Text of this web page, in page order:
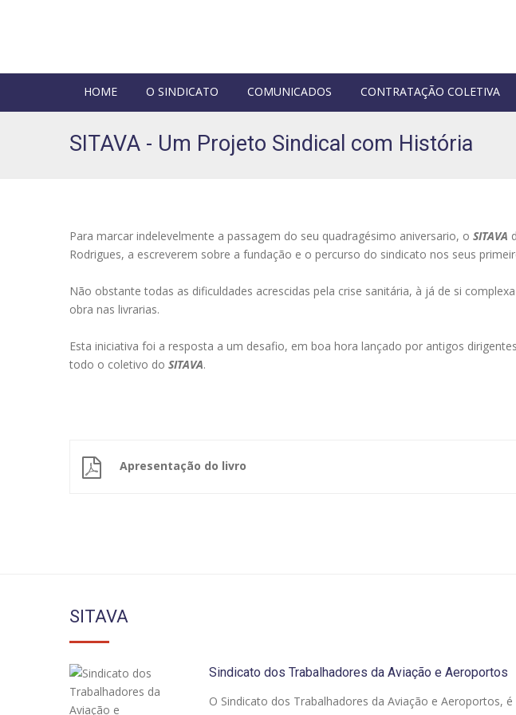
HOME O SINDICATO COMUNICADOS CONTRATAÇÃO COLETIVA
SITAVA - Um Projeto Sindical com História
Para marcar indelevelmente a passagem do seu quadragésimo aniversario, o SITAVA
Rodrigues, a escreverem sobre a fundação e o percurso do sindicato nos seus
Não obstante todas as dificuldades acrescidas pela crise sanitária, à já de si
obra nas livrarias.
Esta iniciativa foi a resposta a um desafio, em boa hora lançado por antigos
todo o coletivo do SITAVA.
Apresentação do livro
SITAVA
Sindicato dos Trabalhadores da Aviação e Aeroportos
O Sindicato dos Trabalhadores da Aviação e Aeroportos,